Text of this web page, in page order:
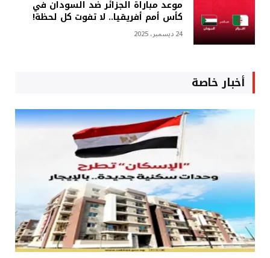
موعد مباراة الجزائر ضد السودان في
كأس أمم أفريقيا.. لا تفوت كل لحظة!
24 ديسمبر، 2025
أخبار خاصة